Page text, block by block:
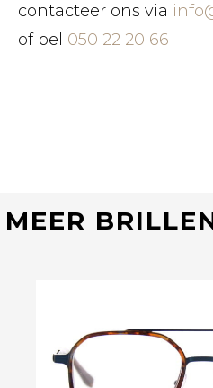
contacteer ons via
of bel 050 22 20 66
MEER
Bekijk deze bril